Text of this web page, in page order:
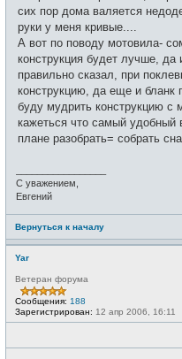
сих пор дома валяется
руки у меня кривые....
А вот по поводу мотовила-
конструкция будет лучше,
правильно сказал, при
конструкцию, да еще и бланк
буду мудрить конструкцию с
кажеться что самый удобный
плане разобрать= собрать
С уважением,
Евгений
Вернуться к началу
Yar
Ветеран форума
Сообщения: 188
Зарегистрирован: 12 апр 2006, 16:11